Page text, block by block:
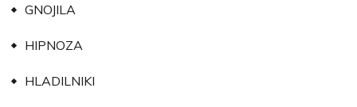
GNOJILA
HIPNOZA
HLADILNIKI